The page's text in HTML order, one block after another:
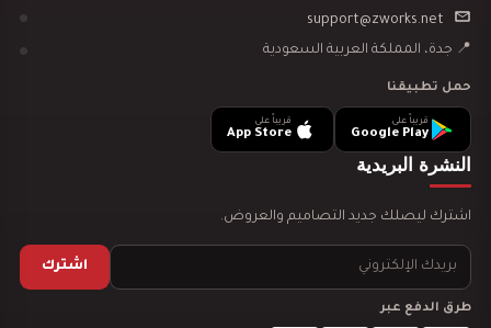
تصميم ديكور نادي رياضي GYM
دراسة جدوى لمشروعك
📍 جدة، المملكة العربية السعودية
حمل تطبيقنا
قريباً على
Google Play
قريباً على
App Store
النشرة البريدية
اشترك ليصلك جديد التصاميم والعروض.
اشترك
طرق الدفع عبر